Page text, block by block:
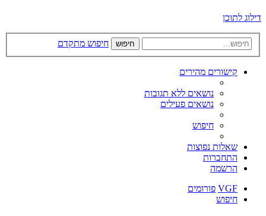
דילוג לתוכן
חיפוש חיפוש מתקדם
קישורים מהירים
נושאים ללא תגובות
נושאים פעילים
חיפוש
שאלות נפוצות
התחברות
הרשמה
VGF פורומים
חיפוש